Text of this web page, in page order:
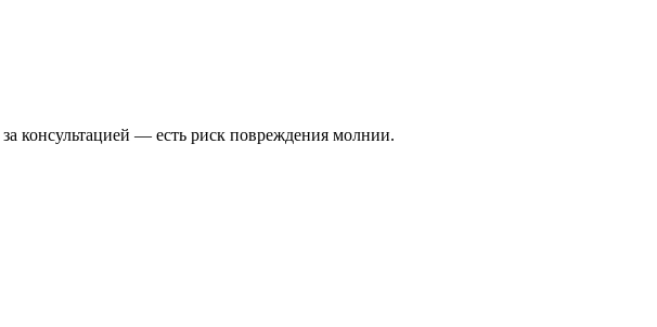
консультацией — есть риск повреждения молнии.